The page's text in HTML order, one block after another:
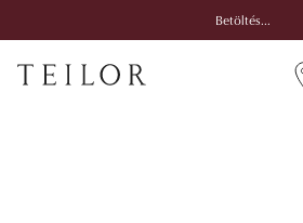
Betöltés...